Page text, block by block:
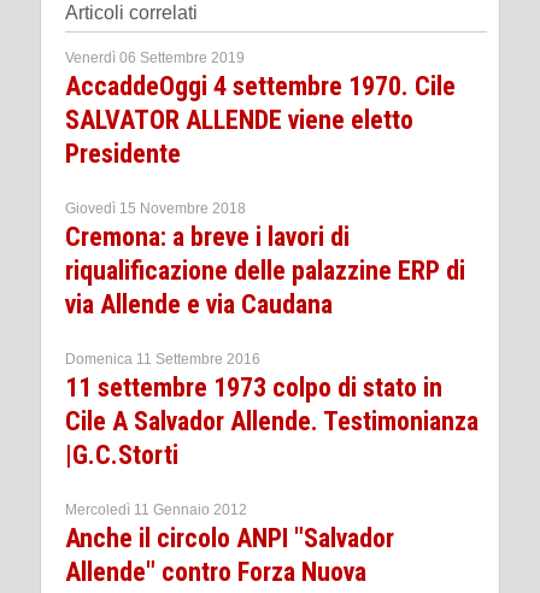
Articoli correlati
Venerdì 06 Settembre 2019
AccaddeOggi 4 settembre 1970. Cile
SALVATOR ALLENDE viene eletto
Presidente
Giovedì 15 Novembre 2018
Cremona: a breve i lavori di
riqualificazione delle palazzine ERP di
via Allende e via Caudana
Domenica 11 Settembre 2016
11 settembre 1973 colpo di stato in
Cile A Salvador Allende. Testimonianza
|G.C.Storti
Mercoledì 11 Gennaio 2012
Anche il circolo ANPI "Salvador
Allende" contro Forza Nuova